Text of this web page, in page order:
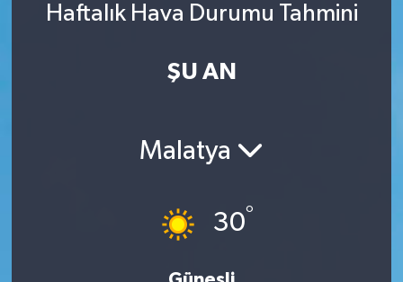
Haftalık Hava Durumu Tahmini
ŞU AN
Malatya
30°
Eskişehir
Haber Arşivi